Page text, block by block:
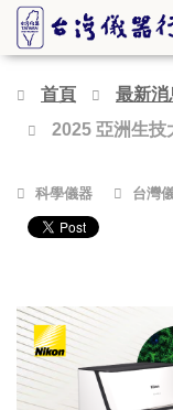
首頁 最新消
2025 亞洲生
科學儀器 台灣